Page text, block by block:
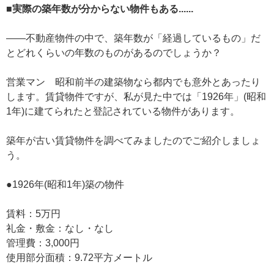
■実際の築年数が分からない物件もある......
——不動産物件の中で、築年数が「経過しているもの」だ
とどれくらいの年数のものがあるのでしょうか？
営業マン 昭和前半の建築物なら都内でも意外とあったり
します。賃貸物件ですが、私が見た中では「1926年」(昭和
1年)に建てられたと登記されている物件があります。
築年が古い賃貸物件を調べてみましたのでご紹介しましょ
う。
●1926年(昭和1年)築の物件
賃料：5万円
礼金・敷金：なし・なし
管理費：3,000円
使用部分面積：9.72平方メートル